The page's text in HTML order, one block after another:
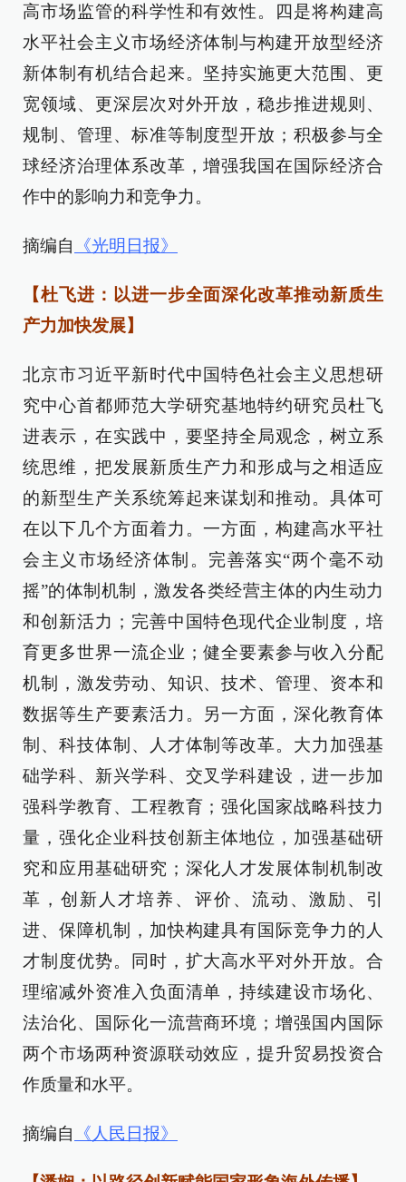
高市场监管的科学性和有效性。四是将构建高
水平社会主义市场经济体制与构建开放型经济
新体制有机结合起来。坚持实施更大范围、更
宽领域、更深层次对外开放，稳步推进规则、
规制、管理、标准等制度型开放；积极参与全
球经济治理体系改革，增强我国在国际经济合
作中的影响力和竞争力。
摘编自 《光明日报》
【杜飞进：以进一步全面深化改革推动新质生
产力加快发展】
北京市习近平新时代中国特色社会主义思想研
究中心首都师范大学研究基地特约研究员杜飞
进表示，在实践中，要坚持全局观念，树立系
统思维，把发展新质生产力和形成与之相适应
的新型生产关系统筹起来谋划和推动。具体可
在以下几个方面着力。一方面，构建高水平社
会主义市场经济体制。完善落实“两个毫不动
摇”的体制机制，激发各类经营主体的内生动力
和创新活力；完善中国特色现代企业制度，培
育更多世界一流企业；健全要素参与收入分配
机制，激发劳动、知识、技术、管理、资本和
数据等生产要素活力。另一方面，深化教育体
制、科技体制、人才体制等改革。大力加强基
础学科、新兴学科、交叉学科建设，进一步加
强科学教育、工程教育；强化国家战略科技力
量，强化企业科技创新主体地位，加强基础研
究和应用基础研究；深化人才发展体制机制改
革，创新人才培养、评价、流动、激励、引
进、保障机制，加快构建具有国际竞争力的人
才制度优势。同时，扩大高水平对外开放。合
理缩减外资准入负面清单，持续建设市场化、
法治化、国际化一流营商环境；增强国内国际
两个市场两种资源联动效应，提升贸易投资合
作质量和水平。
摘编自 《人民日报》